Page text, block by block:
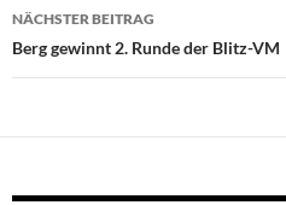
NÄCHSTER BEITRAG
Berg gewinnt 2. Runde der Blitz-VM